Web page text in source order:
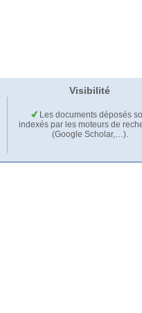
Visibilité
Les documents déposés
indexés par les moteurs de
(Google Scholar,…).